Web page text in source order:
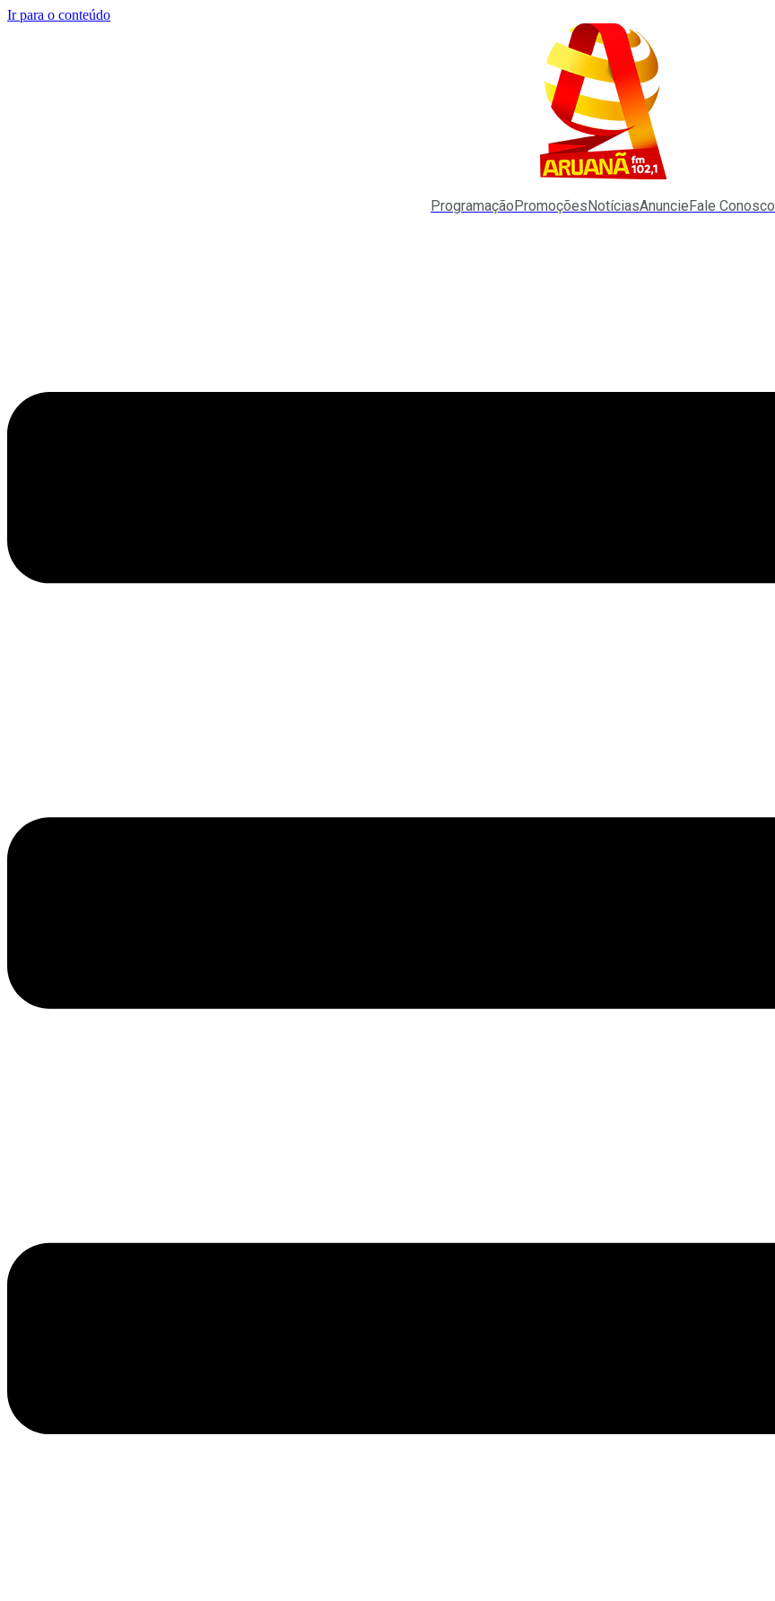
Ir para o conteúdo
ProgramaçãoPromoçõesNotíciasAnuncieFale Conosco